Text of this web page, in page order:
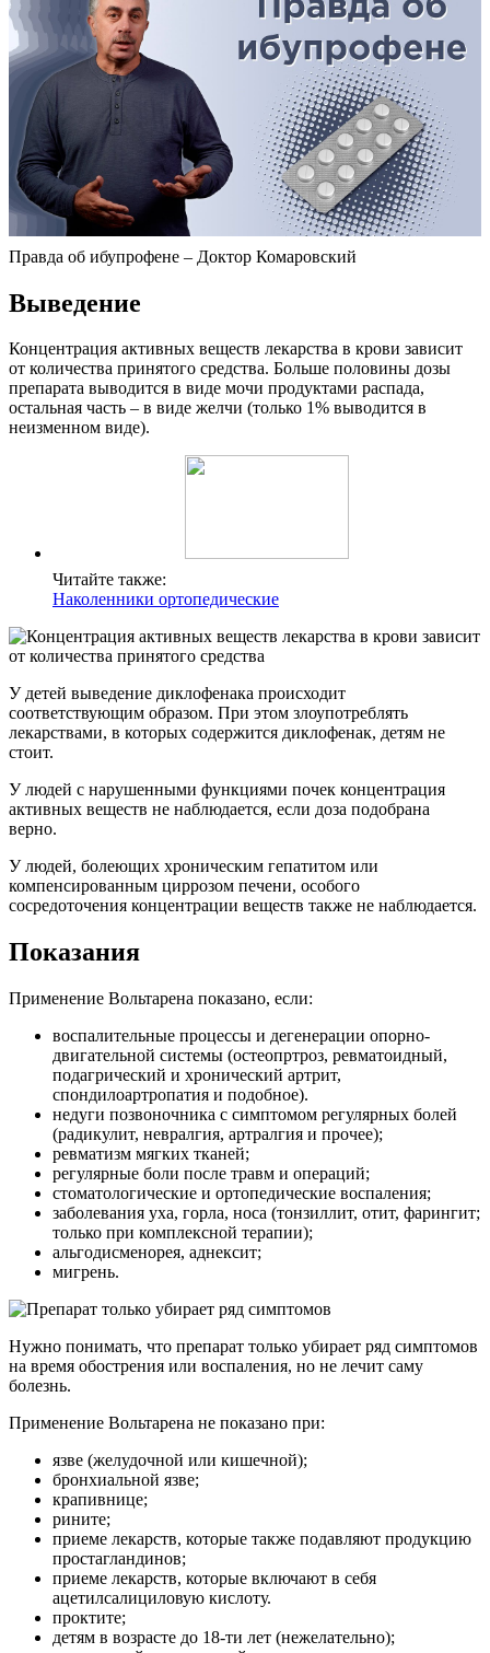
Правда об ибупрофене – Доктор Комаровский
Выведение
Концентрация активных веществ лекарства в крови зависит
от количества принятого средства. Больше половины дозы
препарата выводится в виде мочи продуктами распада,
остальная часть – в виде желчи (только 1% выводится в
неизменном виде).
Читайте также:
Наколенники ортопедические
У детей выведение диклофенака происходит
соответствующим образом. При этом злоупотреблять
лекарствами, в которых содержится диклофенак, детям не
стоит.
У людей с нарушенными функциями почек концентрация
активных веществ не наблюдается, если доза подобрана
верно.
У людей, болеющих хроническим гепатитом или
компенсированным циррозом печени, особого
сосредоточения концентрации веществ также не наблюдается.
Показания
Применение Вольтарена показано, если:
воспалительные процессы и дегенерации опорно-
двигательной системы (остеопртроз, ревматоидный,
подагрический и хронический артрит,
спондилоартропатия и подобное).
недуги позвоночника с симптомом регулярных болей
(радикулит, невралгия, артралгия и прочее);
ревматизм мягких тканей;
регулярные боли после травм и операций;
стоматологические и ортопедические воспаления;
заболевания уха, горла, носа (тонзиллит, отит, фарингит;
только при комплексной терапии);
альгодисменорея, аднексит;
мигрень.
Нужно понимать, что препарат только убирает ряд симптомов
на время обострения или воспаления, но не лечит саму
болезнь.
Применение Вольтарена не показано при:
язве (желудочной или кишечной);
бронхиальной язве;
крапивнице;
рините;
приеме лекарств, которые также подавляют продукцию
простагландинов;
приеме лекарств, которые включают в себя
ацетилсалициловую кислоту.
проктите;
детям в возрасте до 18-ти лет (нежелательно);